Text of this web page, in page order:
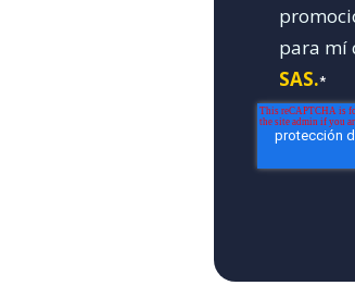
para mí
SAS.*